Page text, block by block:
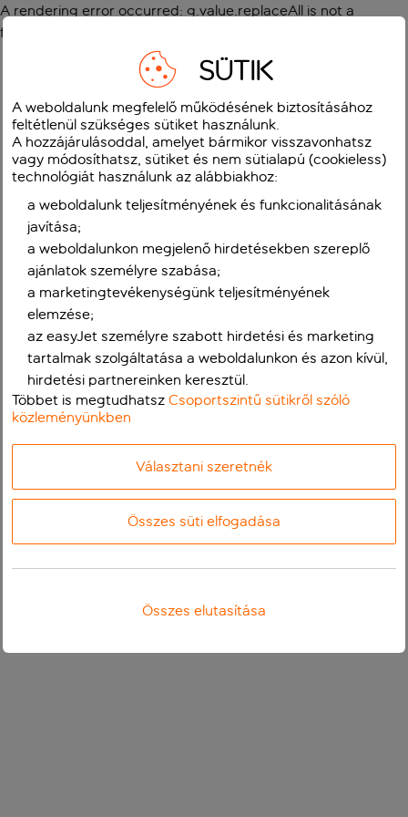
A rendering error occurred: g.value.replaceAll is not a
function
SÜTIK
A weboldalunk megfelelő működésének biztosításához
feltétlenül szükséges sütiket használunk.
A hozzájárulásoddal, amelyet bármikor visszavonhatsz
vagy módosíthatsz, sütiket és nem sütialapú (cookieless)
technológiát használunk az alábbiakhoz:
a weboldalunk teljesítményének és funkcionalitásának
javítása;
a weboldalunkon megjelenő hirdetésekben szereplő
ajánlatok személyre szabása;
a marketingtevékenységünk teljesítményének
elemzése;
az easyJet személyre szabott hirdetési és marketing
tartalmak szolgáltatása a weboldalunkon és azon kívül,
hirdetési partnereinken keresztül.
Többet is megtudhatszCsoportszintű sütikről szóló
közleményünkben
Választani szeretnék
Összes süti elfogadása
Összes elutasítása